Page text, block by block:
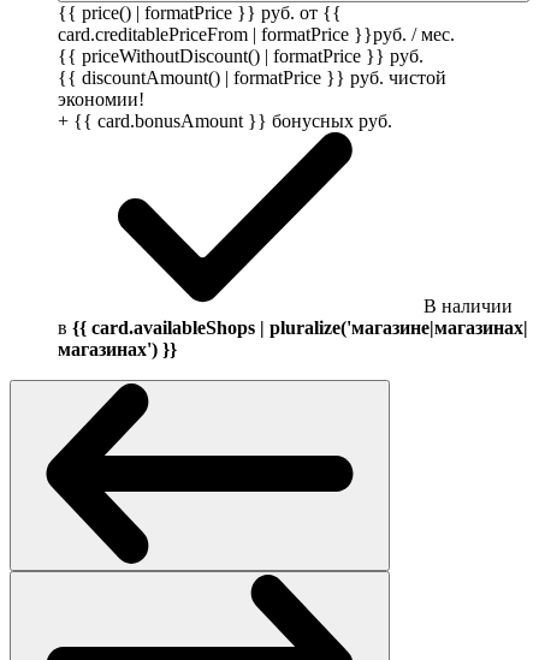
{{ price() | formatPrice }} руб. от {{
card.creditablePriceFrom | formatPrice }}руб. / мес.
{{ priceWithoutDiscount() | formatPrice }} руб.
{{ discountAmount() | formatPrice }} руб. чистой
экономии!
+ {{ card.bonusAmount }} бонусных руб.
В наличии
в {{ card.availableShops | pluralize('магазине|магазинах|
магазинах') }}